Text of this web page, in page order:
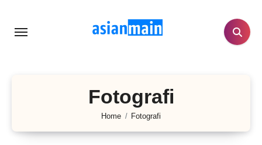
Fotografi
Home Fotografi